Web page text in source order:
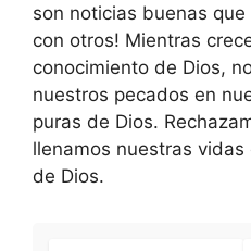
son noticias buenas
con otros! Mientras
conocimiento de Dios,
nuestros pecados en
puras de Dios.
llenamos nuestras
de Dios.